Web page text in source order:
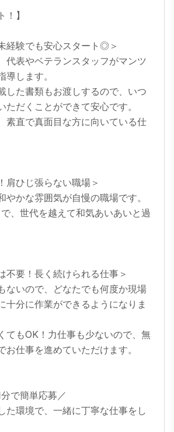
！】
経験でも安心スタート◎＞
代表やベテランスタッフがマンツ
導します。
した書類もお渡しするので、いつ
ただくことができて安心です。
素直で真面目な方に向いている仕
肩ひじ張らない職場＞
やかな雰囲気が自慢の職場です。
、世代を越えて和気あいあいと過
不要！長く続けられる仕事＞
ないので、どなたでも何度か現場
十分に作業ができるようになりま
てもOK！力仕事も少ないので、無
お仕事を進めていただけます。
で簡単応募／
た環境で、一緒に丁寧な仕事をし